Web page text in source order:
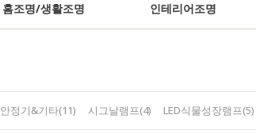
홈조명/생활조명 인테리어조명
안정기&기타(11) 시그날램프(4) LED식물성장램프(5)